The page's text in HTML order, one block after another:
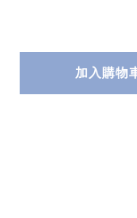
加入購物